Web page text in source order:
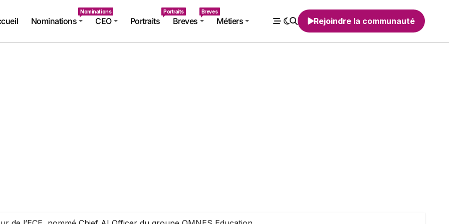
Nominations
Nominations
CEO Portraits
Portraits
Breves
Breves
Métiers Rejoindre la communauté